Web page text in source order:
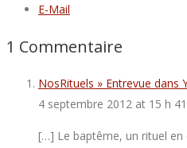
E-Mail
1 Commentaire
NosRituels » Entrevue dans
4 septembre 2012 at 15 h 41
[…] Le baptême, un rituel